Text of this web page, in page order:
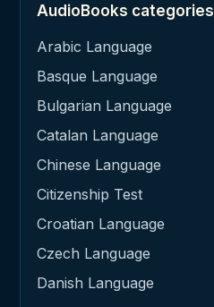
AudioBooks categories
Arabic Language
Basque Language
Bulgarian Language
Catalan Language
Chinese Language
Citizenship Test
Croatian Language
Czech Language
Danish Language